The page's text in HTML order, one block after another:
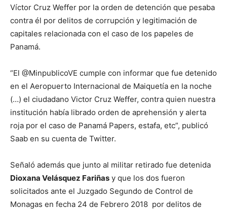
Víctor Cruz Weffer por la orden de detención que pesaba
contra él por delitos de corrupción y legitimación de
capitales relacionada con el caso de los papeles de
Panamá.
“El @MinpublicoVE cumple con informar que fue detenido
en el Aeropuerto Internacional de Maiquetía en la noche
(…) el ciudadano Victor Cruz Weffer, contra quien nuestra
institución había librado orden de aprehensión y alerta
roja por el caso de Panamá Papers, estafa, etc”, publicó
Saab en su cuenta de Twitter.
Señaló además que junto al militar retirado fue detenida
Dioxana Velásquez Fariñas y que los dos fueron
solicitados ante el Juzgado Segundo de Control de
Monagas en fecha 24 de Febrero 2018 por delitos de